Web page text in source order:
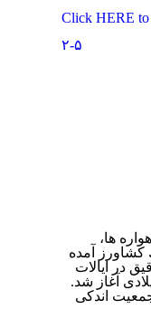
Click HERE
۲-۵
ها،
آمده
در ایالات
و اروپای غربی از اواسط تا اواخر دهه ۱۹۸۰ میلادی آغاز شد.
اندکی